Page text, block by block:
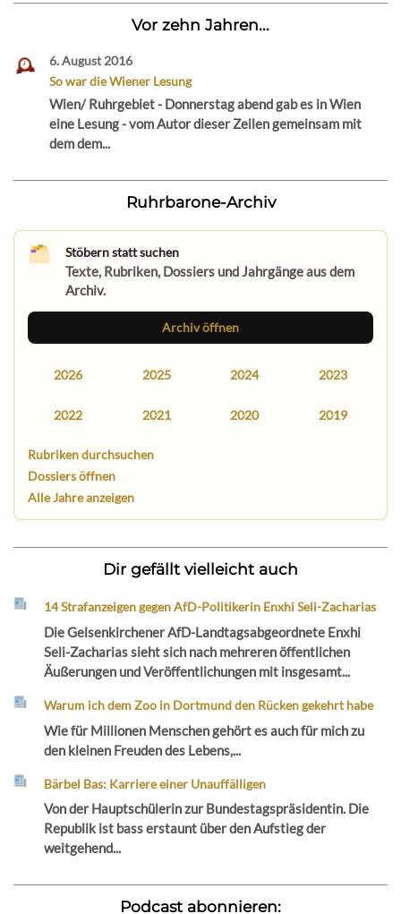
Vor zehn Jahren...
6. August 2016
So war die Wiener Lesung
Wien/ Ruhrgebiet - Donnerstag abend gab es in Wien
eine Lesung - vom Autor dieser Zeilen gemeinsam mit
dem dem...
Ruhrbarone-Archiv
Stöbern statt suchen
Texte, Rubriken, Dossiers und Jahrgänge aus dem
Archiv.
Archiv öffnen
2026 2025 2024 2023
2022 2021 2020 2019
Rubriken durchsuchen
Dossiers öffnen
Alle Jahre anzeigen
Dir gefällt vielleicht auch
14 Strafanzeigen gegen AfD-Politikerin Enxhi Seli-Zacharias
Die Gelsenkirchener AfD-Landtagsabgeordnete Enxhi
Seli-Zacharias sieht sich nach mehreren öffentlichen
Äußerungen und Veröffentlichungen mit insgesamt...
Warum ich dem Zoo in Dortmund den Rücken gekehrt habe
Wie für Millionen Menschen gehört es auch für mich zu
den kleinen Freuden des Lebens,...
Bärbel Bas: Karriere einer Unauffälligen
Von der Hauptschülerin zur Bundestagspräsidentin. Die
Republik ist bass erstaunt über den Aufstieg der
weitgehend...
Podcast abonnieren: